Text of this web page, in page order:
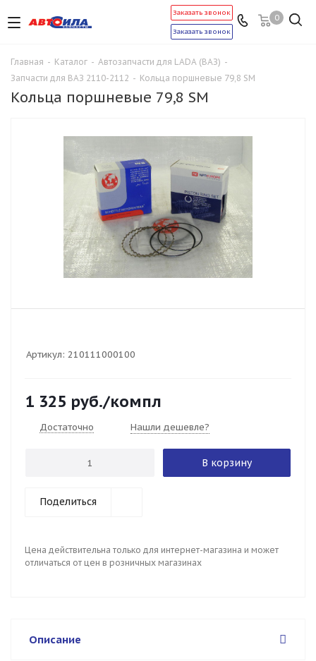
0
Заказать звонок
Заказать звонок
Главная - Каталог - Автозапчасти для LADA (ВАЗ) -
Запчасти для ВАЗ 2110-2112 - Кольца поршневые 79,8 SМ
Кольца поршневые 79,8 SМ
Артикул: 210111000100
1 325 руб./компл
Достаточно Нашли дешевле?
В корзину
Поделиться
Цена действительна только для интернет-магазина и может
отличаться от цен в розничных магазинах
Описание